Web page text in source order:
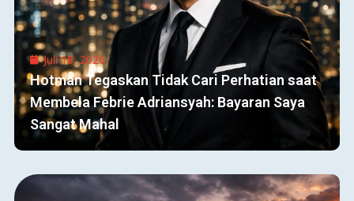
Juli 18, 2026
Hotman Tegaskan Tidak Cari Perhatian saat
Membela Febrie Adriansyah: Bayaran Saya
Sangat Mahal